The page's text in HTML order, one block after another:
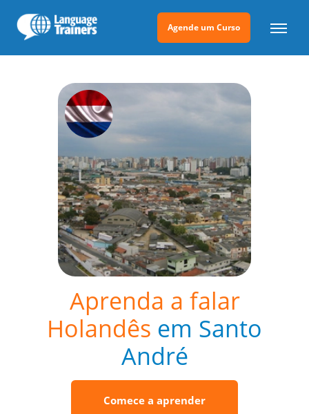
Agende um Curso
Aprenda a falar
Holandês em Santo
André
Comece a aprender